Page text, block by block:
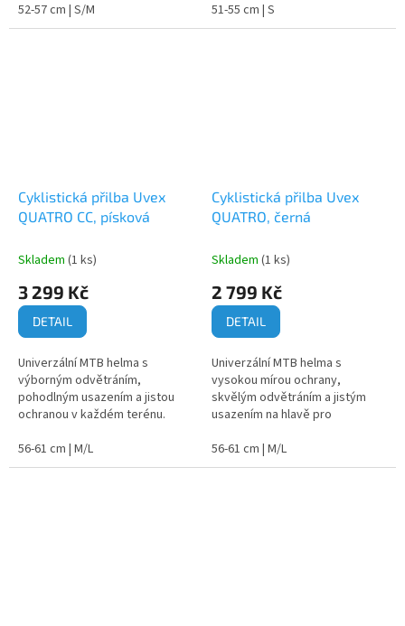
52-57 cm | S/M
51-55 cm | S
Cyklistická přilba Uvex
QUATRO CC, písková
Skladem (1 ks)
3 299 Kč
DETAIL
Univerzální MTB helma s
výborným odvětráním,
pohodlným usazením a jistou
ochranou v každém terénu.
56-61 cm | M/L
Cyklistická přilba Uvex
QUATRO, černá
Skladem (1 ks)
2 799 Kč
DETAIL
Univerzální MTB helma s
vysokou mírou ochrany,
skvělým odvětráním a jistým
usazením na hlavě pro
terénu.
56-61 cm | M/L